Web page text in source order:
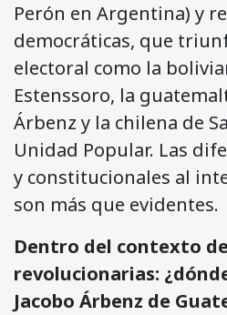
Perón en Argentina) y
democráticas, que
electoral como la
Estenssoro, la
Árbenz y la chilena de
Unidad Popular. Las
y constitucionales al
son más que evidentes.
Dentro del contexto
revolucionarias:
Jacobo Árbenz de